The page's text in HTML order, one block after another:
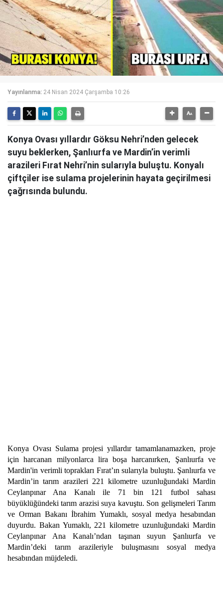
Yayınlanma: 24 Nisan 2024 Çarşamba 10:26
Konya Ovası yıllardır Göksu Nehri’nden gelecek
suyu beklerken, Şanlıurfa ve Mardin’in verimli
arazileri Fırat Nehri’nin sularıyla buluştu. Konyalı
çiftçiler ise sulama projelerinin hayata geçirilmesi
çağrısında bulundu.
Konya Ovası Sulama projesi yıllardır tamamlanamazken, proje
için harcanan milyonlarca lira boşa harcanırken, Şanlıurfa ve
Mardin'in verimli toprakları Fırat’ın sularıyla buluştu. Şanlıurfa ve
Mardin’in tarım arazileri 221 kilometre uzunluğundaki Mardin
Ceylanpınar Ana Kanalı ile 71 bin 121 futbol sahası
büyüklüğündeki tarım arazisi suya kavuştu. Son gelişmeleri Tarım
ve Orman Bakanı İbrahim Yumaklı, sosyal medya hesabından
duyurdu. Bakan Yumaklı, 221 kilometre uzunluğundaki Mardin
Ceylanpınar Ana Kanalı’ndan taşınan suyun Şanlıurfa ve
Mardin’deki tarım arazileriyle buluşmasını sosyal medya
hesabından müjdeledi.